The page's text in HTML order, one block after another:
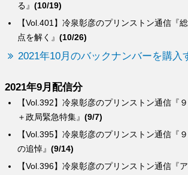
【Vol.401】冷泉彰彦のプリンストン通信『
点を解く』(10/26)
る』(10/19)
2021年10月のバックナンバーを購入
2021年9月配信分
【Vol.396】冷泉彰彦のプリンストン通信『
【Vol.395】冷泉彰彦のプリンストン通信『
の追悼』(9/14)
【Vol.392】冷泉彰彦のプリンストン通信『
＋政局緊急特集』(9/7)